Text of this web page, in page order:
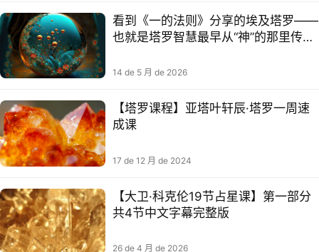
看到《一的法则》分享的埃及塔罗——
也就是塔罗智慧最早从“神”的那里传下
14 de 5 月 de 2026
【塔罗课程】亚塔叶轩辰·塔罗一周速
成课
17 de 12 月 de 2024
【大卫·科克伦19节占星课】第一部分
共4节中文字幕完整版
26 de 4 月 de 2026